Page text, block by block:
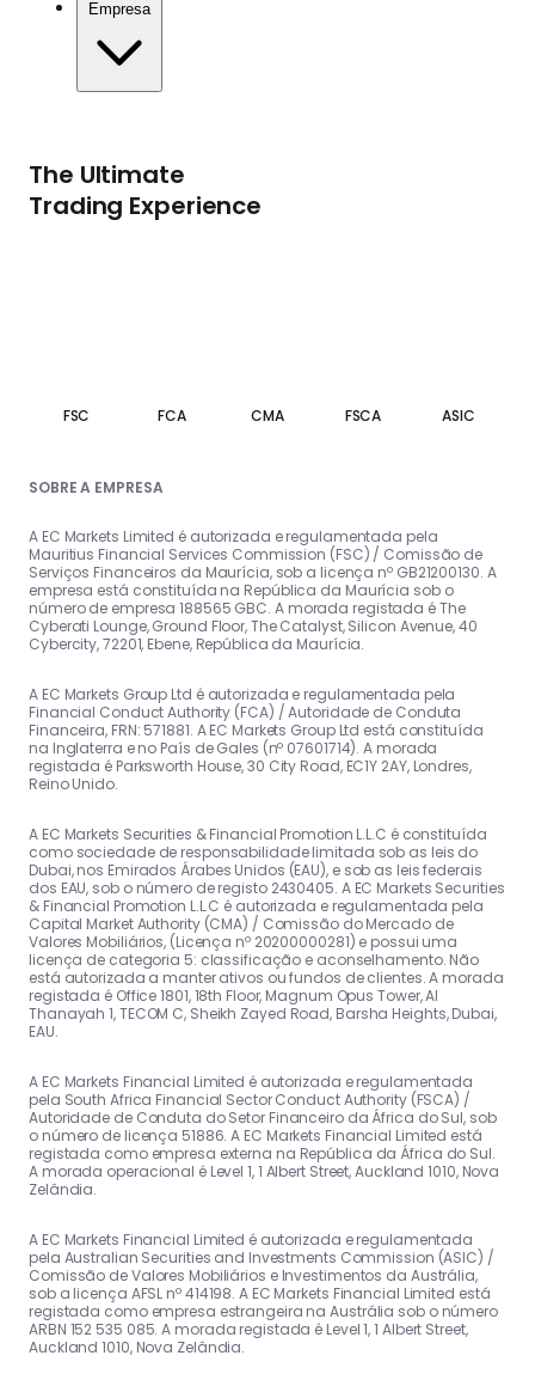
Empresa
The Ultimate
Trading Experience
FSC FCA CMA FSCA ASIC
SOBRE A EMPRESA
A EC Markets Limited é autorizada e regulamentada pela
Mauritius Financial Services Commission (FSC) / Comissão de
Serviços Financeiros da Maurícia, sob a licença nº GB21200130. A
empresa está constituída na República da Maurícia sob o
número de empresa 188565 GBC. A morada registada é The
Cyberati Lounge, Ground Floor, The Catalyst, Silicon Avenue, 40
Cybercity, 72201, Ebene, República da Maurícia.
A EC Markets Group Ltd é autorizada e regulamentada pela
Financial Conduct Authority (FCA) / Autoridade de Conduta
Financeira, FRN: 571881. A EC Markets Group Ltd está constituída
na Inglaterra e no País de Gales (nº 07601714). A morada
registada é Parksworth House, 30 City Road, EC1Y 2AY, Londres,
Reino Unido.
A EC Markets Securities & Financial Promotion L.L.C é constituída
como sociedade de responsabilidade limitada sob as leis do
Dubai, nos Emirados Árabes Unidos (EAU), e sob as leis federais
dos EAU, sob o número de registo 2430405. A EC Markets Securities
& Financial Promotion L.L.C é autorizada e regulamentada pela
Capital Market Authority (CMA) / Comissão do Mercado de
Valores Mobiliários, (Licença nº 20200000281) e possui uma
licença de categoria 5: classificação e aconselhamento. Não
está autorizada a manter ativos ou fundos de clientes. A morada
registada é Office 1801, 18th Floor, Magnum Opus Tower, Al
Thanayah 1, TECOM C, Sheikh Zayed Road, Barsha Heights, Dubai,
EAU.
A EC Markets Financial Limited é autorizada e regulamentada
pela South Africa Financial Sector Conduct Authority (FSCA) /
Autoridade de Conduta do Setor Financeiro da África do Sul, sob
o número de licença 51886. A EC Markets Financial Limited está
registada como empresa externa na República da África do Sul.
A morada operacional é Level 1, 1 Albert Street, Auckland 1010, Nova
Zelândia.
A EC Markets Financial Limited é autorizada e regulamentada
pela Australian Securities and Investments Commission (ASIC) /
Comissão de Valores Mobiliários e Investimentos da Austrália,
sob a licença AFSL nº 414198. A EC Markets Financial Limited está
registada como empresa estrangeira na Austrália sob o número
ARBN 152 535 085. A morada registada é Level 1, 1 Albert Street,
Auckland 1010, Nova Zelândia.